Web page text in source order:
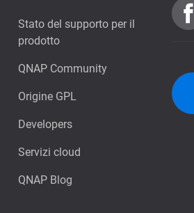
Stato del supporto per il
prodotto
QNAP Community
Origine GPL
Developers
Servizi cloud
QNAP Blog